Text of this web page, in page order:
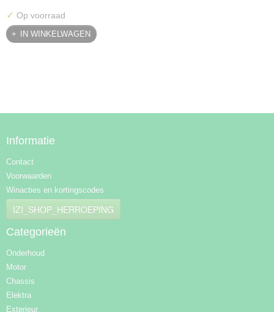
✓ Op voorraad
IN WINKELWAGEN
Informatie
Contact
Voorwaarden
Winacties en kortingscodes
IZI_SHOP_HERROEPING
Categorieën
Onderhoud
Motor
Chassis
Elektra
Exterieur